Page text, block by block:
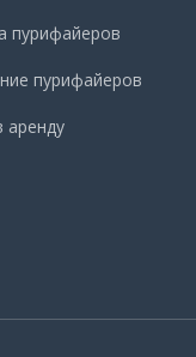
пурифайеров
пурифайеров
аренду